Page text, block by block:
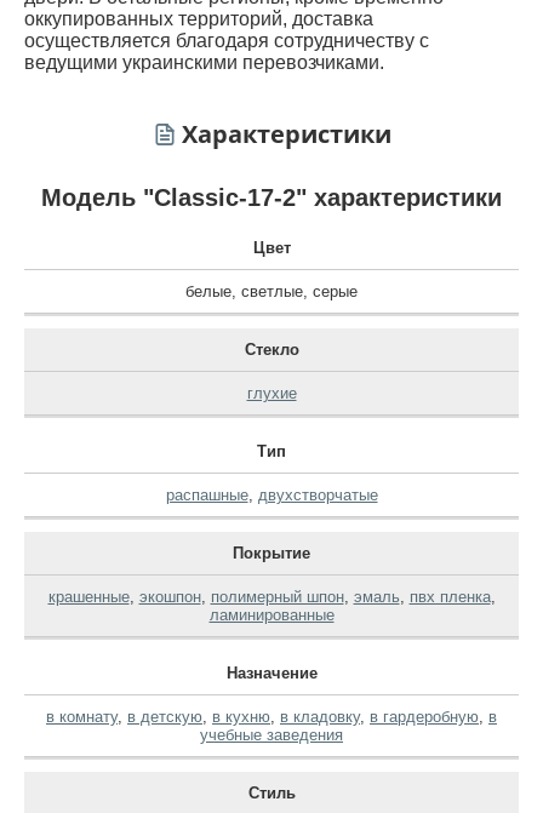
оккупированных территорий, доставка
осуществляется благодаря сотрудничеству с
ведущими украинскими перевозчиками.
Характеристики
Модель "Classic-17-2" характеристики
Цвет
белые светлые серые
Стекло
глухие
Тип
распашные, двухстворчатые
Покрытие
крашенные, экошпон, полимерный шпон, эмаль пвх пленка,
ламинированные
Назначение
в комнату, в детскую в кухню в кладовку, в гардеробную в
учебные заведения
Стиль